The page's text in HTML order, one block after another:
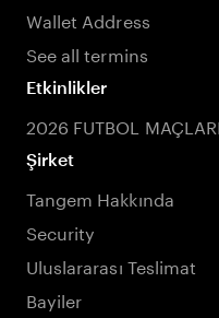
Wallet Address
See all termins
Etkinlikler
2026 FUTBOL MAÇLARI
Şirket
Tangem Hakkında
Security
Uluslararası Teslimat
Bayiler